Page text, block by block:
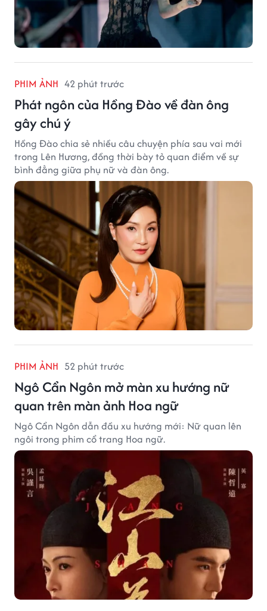
PHIM ẢNH 42 phút trước
Phát ngôn của Hồng Đào về đàn ông
gây chú ý
Hồng Đào chia sẻ nhiều câu chuyện phía sau vai mới
trong Lên Hương, đồng thời bày tỏ quan điểm về sự
bình đẳng giữa phụ nữ và đàn ông.
PHIM ẢNH 52 phút trước
Ngô Cẩn Ngôn mở màn xu hướng nữ
quan trên màn ảnh Hoa ngữ
Ngô Cẩn Ngôn dẫn đầu xu hướng mới: Nữ quan lên
ngôi trong phim cổ trang Hoa ngữ.